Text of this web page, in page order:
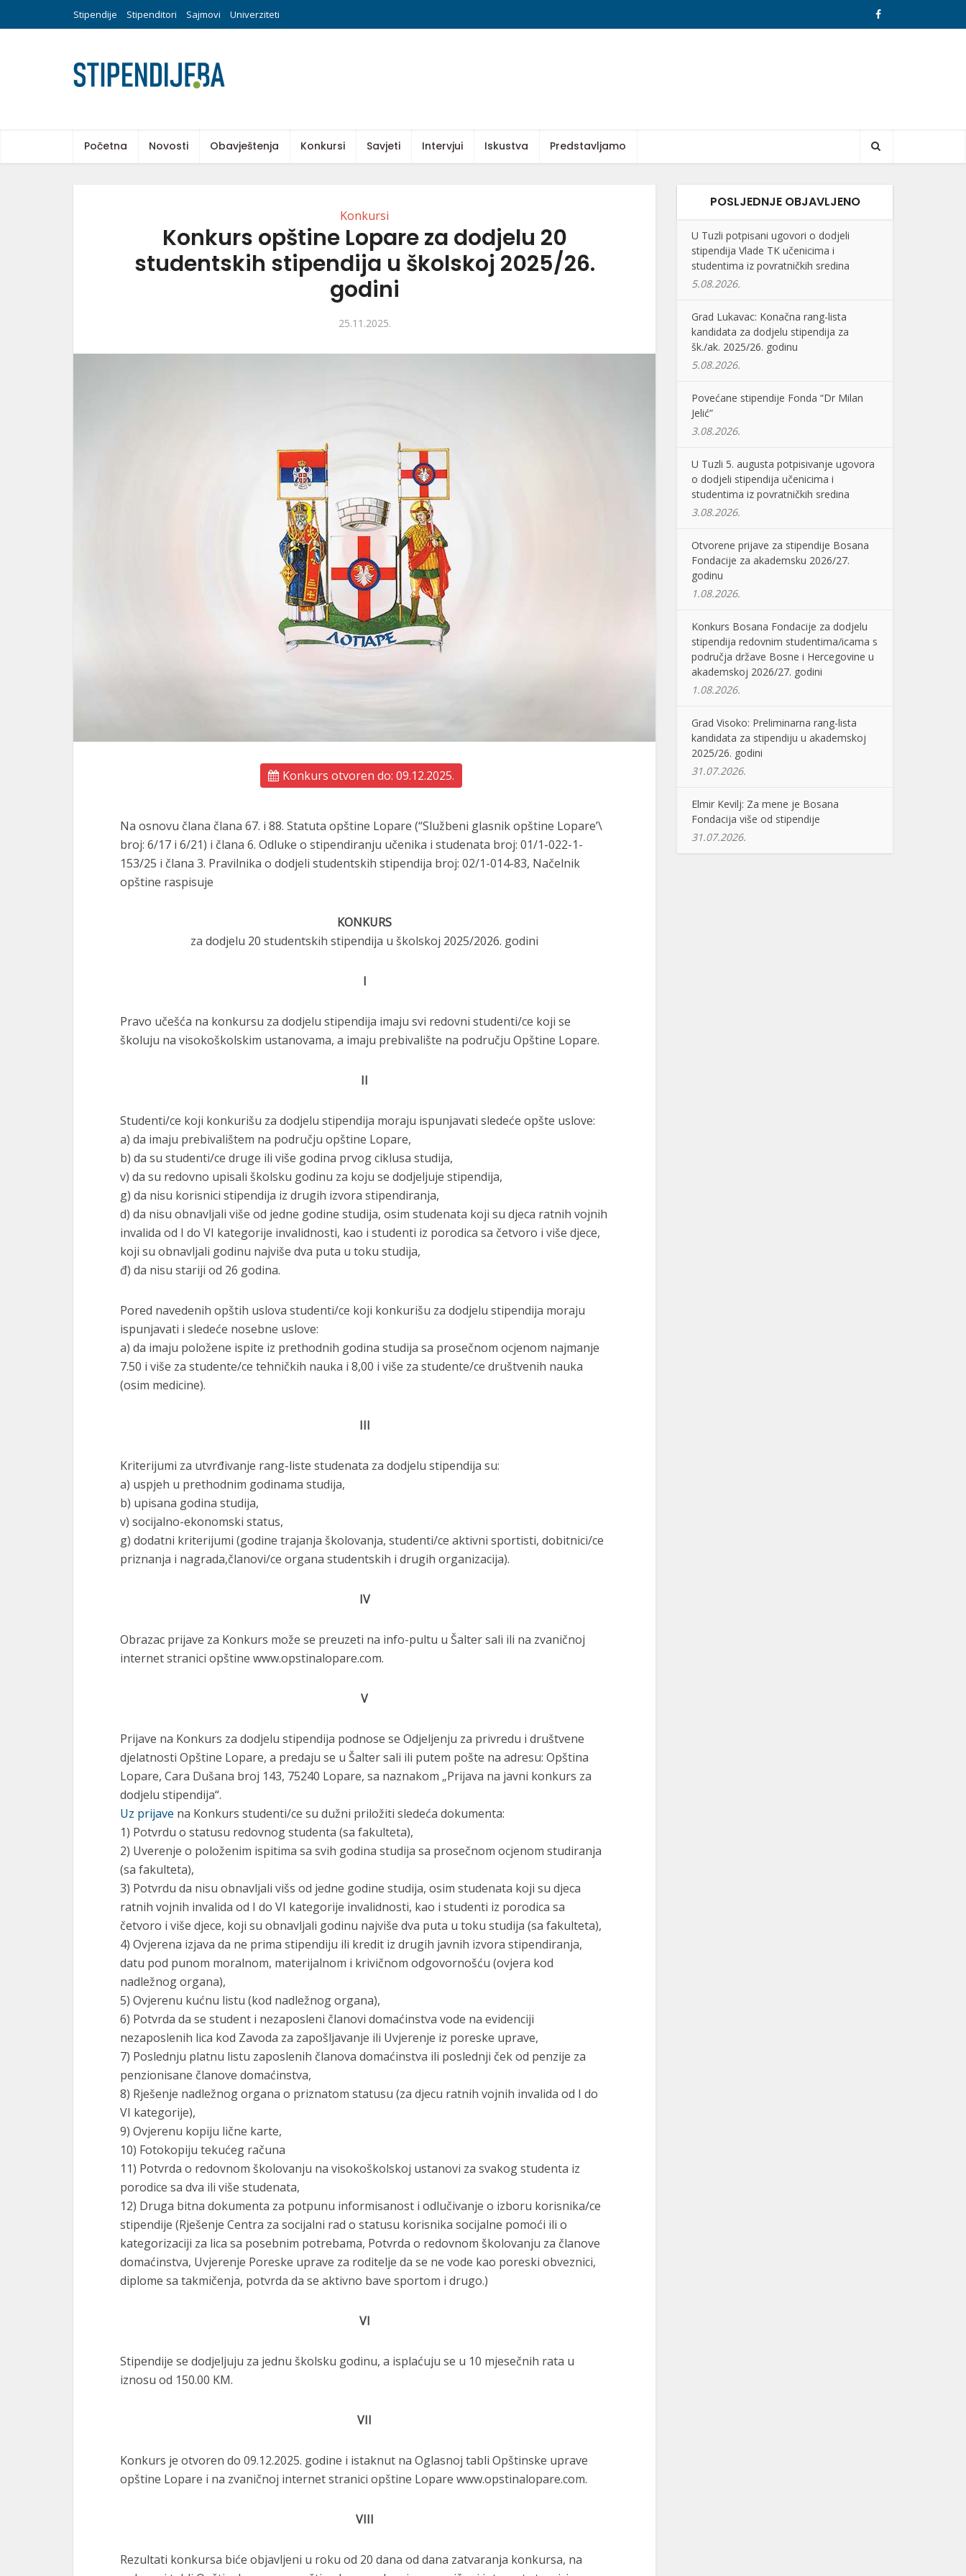
Stipendije Stipenditori Sajmovi Univerziteti
Početna Novosti Obavještenja Konkursi Savjeti Intervjui Iskustva Predstavljamo
Konkursi
Konkurs opštine Lopare za dodjelu 20
studentskih stipendija u školskoj 2025/26.
godini
25.11.2025.
Konkurs otvoren do: 09.12.2025.
Na osnovu člana člana 67. i 88. Statuta opštine Lopare (“Službeni glasnik opštine Lopare’\
broj: 6/17 i 6/21) i člana 6. Odluke o stipendiranju učenika i studenata broj: 01/1-022-1-
153/25 i člana 3. Pravilnika o dodjeli studentskih stipendija broj: 02/1-014-83, Načelnik
opštine raspisuje
KONKURS
za dodjelu 20 studentskih stipendija u školskoj 2025/2026. godini
I
Pravo učešća na konkursu za dodjelu stipendija imaju svi redovni studenti/ce koji se
školuju na visokoškolskim ustanovama, a imaju prebivalište na području Opštine Lopare.
II
Studenti/ce koji konkurišu za dodjelu stipendija moraju ispunjavati sledeće opšte uslove:
a) da imaju prebivalištem na području opštine Lopare,
b) da su studenti/ce druge ili više godina prvog ciklusa studija,
v) da su redovno upisali školsku godinu za koju se dodjeljuje stipendija,
g) da nisu korisnici stipendija iz drugih izvora stipendiranja,
d) da nisu obnavljali više od jedne godine studija, osim studenata koji su djeca ratnih vojnih
invalida od I do VI kategorije invalidnosti, kao i studenti iz porodica sa četvoro i više djece,
koji su obnavljali godinu najviše dva puta u toku studija,
đ) da nisu stariji od 26 godina.
Pored navedenih opštih uslova studenti/ce koji konkurišu za dodjelu stipendija moraju
ispunjavati i sledeće nosebne uslove:
a) da imaju položene ispite iz prethodnih godina studija sa prosečnom ocjenom najmanje
7.50 i više za studente/ce tehničkih nauka i 8,00 i više za studente/ce društvenih nauka
(osim medicine).
III
Kriterijumi za utvrđivanje rang-liste studenata za dodjelu stipendija su:
a) uspjeh u prethodnim godinama studija,
b) upisana godina studija,
v) socijalno-ekonomski status,
g) dodatni kriterijumi (godine trajanja školovanja, studenti/ce aktivni sportisti, dobitnici/ce
priznanja i nagrada,članovi/ce organa studentskih i drugih organizacija).
IV
Obrazac prijave za Konkurs može se preuzeti na info-pultu u Šalter sali ili na zvaničnoj
internet stranici opštine www.opstinalopare.com.
V
Prijave na Konkurs za dodjelu stipendija podnose se Odjeljenju za privredu i društvene
djelatnosti Opštine Lopare, a predaju se u Šalter sali ili putem pošte na adresu: Opština
Lopare, Cara Dušana broj 143, 75240 Lopare, sa naznakom „Prijava na javni konkurs za
dodjelu stipendija“.
Uz prijave na Konkurs studenti/ce su dužni priložiti sledeća dokumenta:
1) Potvrdu o statusu redovnog studenta (sa fakulteta),
2) Uverenje o položenim ispitima sa svih godina studija sa prosečnom ocjenom studiranja
(sa fakulteta),
3) Potvrdu da nisu obnavljali višs od jedne godine studija, osim studenata koji su djeca
ratnih vojnih invalida od I do VI kategorije invalidnosti, kao i studenti iz porodica sa
četvoro i više djece, koji su obnavljali godinu najviše dva puta u toku studija (sa fakulteta),
4) Ovjerena izjava da ne prima stipendiju ili kredit iz drugih javnih izvora stipendiranja,
datu pod punom moralnom, materijalnom i krivičnom odgovornošću (ovjera kod
nadležnog organa),
5) Ovjerenu kućnu listu (kod nadležnog organa),
6) Potvrda da se student i nezaposleni članovi domaćinstva vode na evidenciji
nezaposlenih lica kod Zavoda za zapošljavanje ili Uvjerenje iz poreske uprave,
7) Poslednju platnu listu zaposlenih članova domaćinstva ili poslednji ček od penzije za
penzionisane članove domaćinstva,
8) Rješenje nadležnog organa o priznatom statusu (za djecu ratnih vojnih invalida od I do
VI kategorije),
9) Ovjerenu kopiju lične karte,
10) Fotokopiju tekućeg računa
11) Potvrda o redovnom školovanju na visokoškolskoj ustanovi za svakog studenta iz
porodice sa dva ili više studenata,
12) Druga bitna dokumenta za potpunu informisanost i odlučivanje o izboru korisnika/ce
stipendije (Rješenje Centra za socijalni rad o statusu korisnika socijalne pomoći ili o
kategorizaciji za lica sa posebnim potrebama, Potvrda o redovnom školovanju za članove
domaćinstva, Uvjerenje Poreske uprave za roditelje da se ne vode kao poreski obveznici,
diplome sa takmičenja, potvrda da se aktivno bave sportom i drugo.)
VI
Stipendije se dodjeljuju za jednu školsku godinu, a isplaćuju se u 10 mjesečnih rata u
iznosu od 150.00 KM.
VII
Konkurs je otvoren do 09.12.2025. godine i istaknut na Oglasnoj tabli Opštinske uprave
opštine Lopare i na zvaničnoj internet stranici opštine Lopare www.opstinalopare.com.
VIII
Rezultati konkursa biće objavljeni u roku od 20 dana od dana zatvaranja konkursa, na
POSLJEDNJE OBJAVLJENO
U Tuzli potpisani ugovori o dodjeli
stipendija Vlade TK učenicima i
studentima iz povratničkih sredina
5.08.2026.
Grad Lukavac: Konačna rang-lista
kandidata za dodjelu stipendija za
šk./ak. 2025/26. godinu
5.08.2026.
Povećane stipendije Fonda “Dr Milan
Jelić”
3.08.2026.
U Tuzli 5. augusta potpisivanje ugovora
o dodjeli stipendija učenicima i
studentima iz povratničkih sredina
3.08.2026.
Otvorene prijave za stipendije Bosana
Fondacije za akademsku 2026/27.
godinu
1.08.2026.
Konkurs Bosana Fondacije za dodjelu
stipendija redovnim studentima/icama s
područja države Bosne i Hercegovine u
akademskoj 2026/27. godini
1.08.2026.
Grad Visoko: Preliminarna rang-lista
kandidata za stipendiju u akademskoj
2025/26. godini
31.07.2026.
Elmir Kevilj: Za mene je Bosana
Fondacija više od stipendije
31.07.2026.